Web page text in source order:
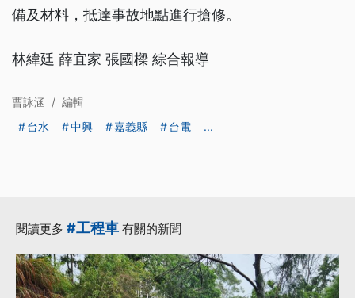
備及材料，抵達事故地點進行搶修。
林緯廷 薛宜家 張國樑 綜合報導
曹詠涵 / 編輯
台水
中興 嘉義縣 台電 ...
閱讀更多 #工程車 有關的新聞